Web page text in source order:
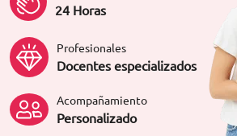
24 Horas
Profesionales
Docentes especializados
Acompañamiento
Personalizado